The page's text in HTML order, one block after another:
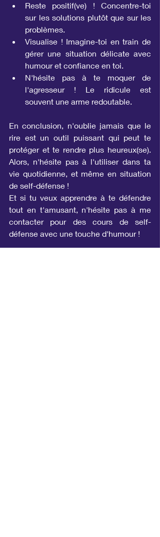
Reste positif(ve) ! Concentre-toi
sur les solutions plutôt que sur les
problèmes.
Visualise ! Imagine-toi en train de
gérer une situation délicate avec
humour et confiance en toi.
N'hésite pas à te moquer de
l'agresseur ! Le ridicule est
souvent une arme redoutable.
En conclusion, n'oublie jamais que le
rire est un outil puissant qui peut te
protéger et te rendre plus heureux(se).
Alors, n'hésite pas à l'utiliser dans ta
vie quotidienne, et même en situation
de self-défense !
Et si tu veux apprendre à te défendre
tout en t'amusant, n'hésite pas à me
contacter pour des cours de self-
défense avec une touche d'humour !